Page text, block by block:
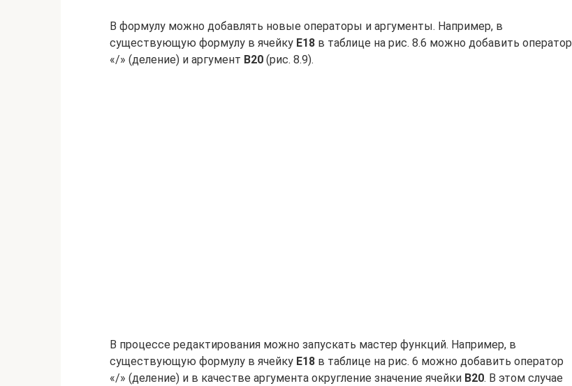
В формулу можно добавлять новые операторы и аргументы. Например, в
существующую формулу в ячейку Е18 в таблице на рис. 8.6 можно добавить оператор
«/» (деление) и аргумент В20 (рис. 8.9).
В процессе редактирования можно запускать мастер функций. Например, в
существующую формулу в ячейку Е18 в таблице на рис. 6 можно добавить оператор
«/» (деление) и в качестве аргумента округление значение ячейки В20. В этом случае